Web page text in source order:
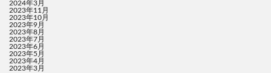
2024年3月
2023年11月
2023年10月
2023年9月
2023年8月
2023年7月
2023年6月
2023年5月
2023年4月
2023年3月